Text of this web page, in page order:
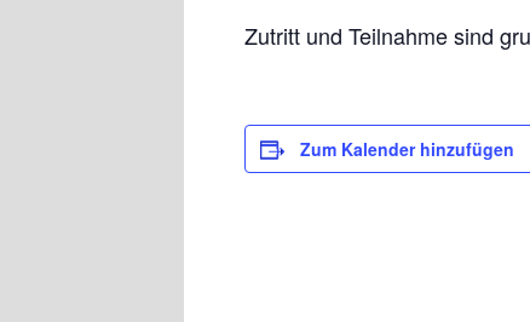
Zutritt und Teilnahme sind
Zum Kalender hinzufügen